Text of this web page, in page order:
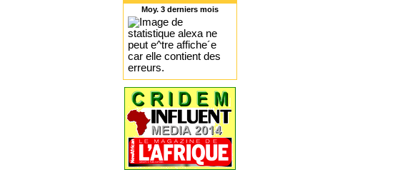
Moy. 3 derniers mois